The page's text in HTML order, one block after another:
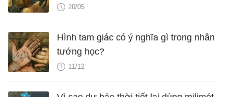
Anh xét phong
20/05
Hình tam giác có ý nghĩa gì trong nhân
tướng học?
11/12